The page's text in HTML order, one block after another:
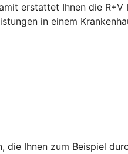
erstattet Ihnen die
in einem
Ihnen zum Beispiel